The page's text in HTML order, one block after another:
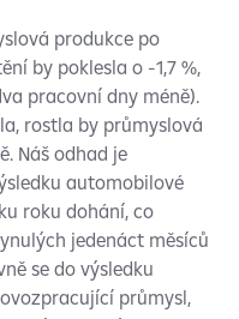
produkce po
by poklesla o -1,7 %,
pracovní dny méně).
rostla by průmyslová
Náš odhad je
automobilové
roku dohání, co
jedenáct měsíců
se do výsledku
průmysl,